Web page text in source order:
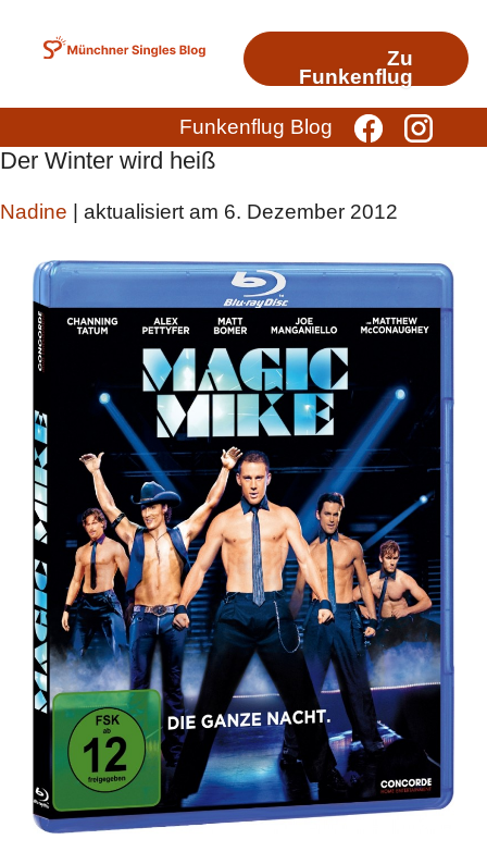
Inhalt
Zu
Funkenflug
Funkenflug Blog
Der Winter wird heiß
Nadine | aktualisiert am 6. Dezember 2012